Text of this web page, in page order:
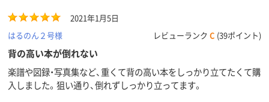
2021年1月5日
はるのん２号様
レビューランク C (39ポイント)
背の高い本が倒れない
楽譜や図録・写真集など、重くて背の高い本をしっかり立てたくて購
入しました。狙い通り、倒れずしっかり立ってます。